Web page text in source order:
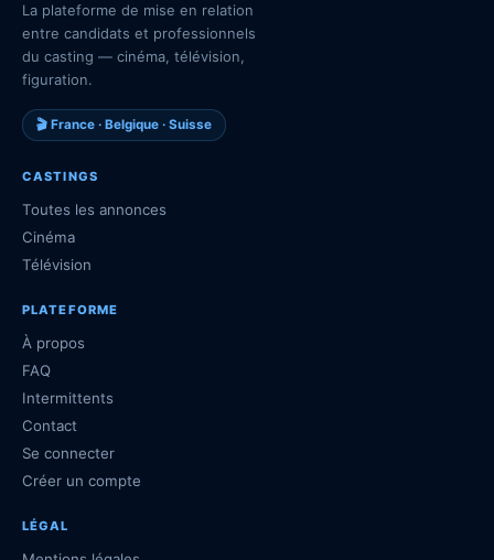
La plateforme de mise en relation
entre candidats et professionnels
du casting — cinéma, télévision,
figuration.
🎬 France · Belgique · Suisse
CASTINGS
Toutes les annonces
Cinéma
Télévision
PLATEFORME
À propos
FAQ
Intermittents
Contact
Se connecter
Créer un compte
LÉGAL